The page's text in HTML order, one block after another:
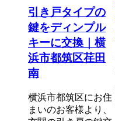
引き戸タイプの
鍵をディンプル
キーに交換｜横
浜市都筑区荏田
南
横浜市都筑区にお住
まいのお客様より、